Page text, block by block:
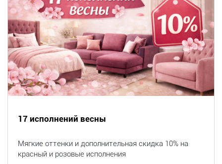
17 исполнений весны
Мягкие оттенки и дополнительная скидка 10% на
красный и розовые исполнения